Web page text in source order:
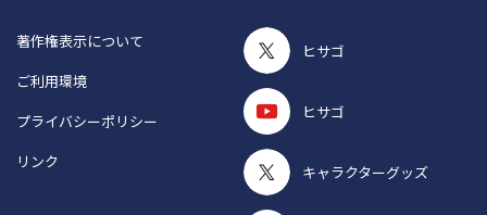
ヒサゴ
ヒサゴ
キャラクターグッズ
著作権表示について
ご利用環境
プライバシーポリシー
リンク